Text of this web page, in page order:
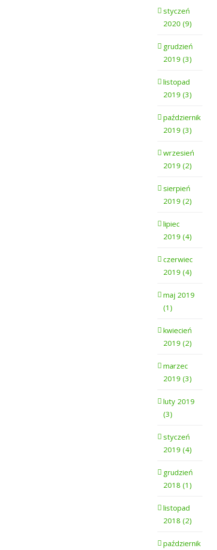
styczeń
2020 (9)
grudzień
2019 (3)
listopad
2019 (3)
październik
2019 (3)
wrzesień
2019 (2)
sierpień
2019 (2)
lipiec
2019 (4)
czerwiec
2019 (4)
maj 2019
(1)
kwiecień
2019 (2)
marzec
2019 (3)
luty 2019
(3)
styczeń
2019 (4)
grudzień
2018 (1)
listopad
2018 (2)
październik